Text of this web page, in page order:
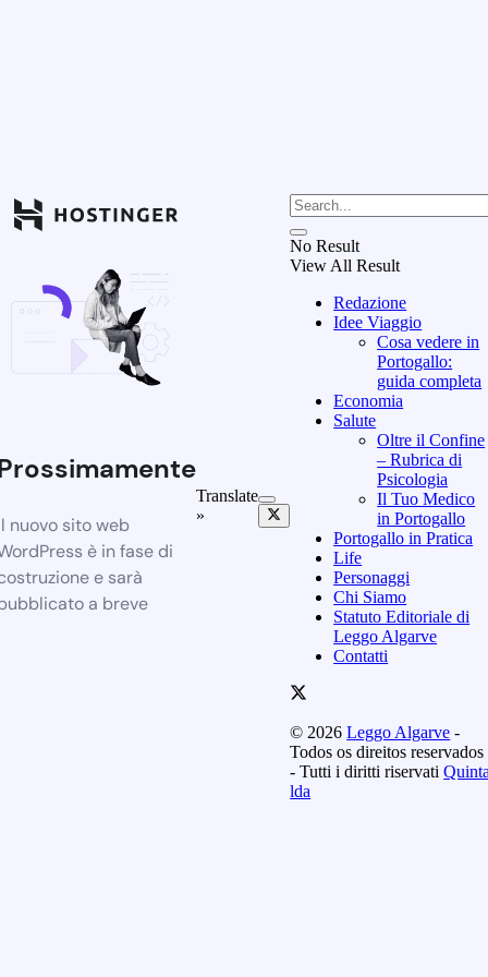
nuovo sito web
è in fase di
e sarà
a breve
Translate
»
No Result
View All Result
Redazione
Idee Viaggio
Cosa vedere in
Portogallo:
guida completa
Economia
Salute
Oltre il Confine
– Rubrica di
Psicologia
Il Tuo Medico
in Portogallo
Portogallo in Pratica
Life
Personaggi
Chi Siamo
Statuto Editoriale di
Leggo Algarve
Contatti
© 2026Leggo Algarve -
Todos os direitos reservados
- Tutti i diritti riservati
lda